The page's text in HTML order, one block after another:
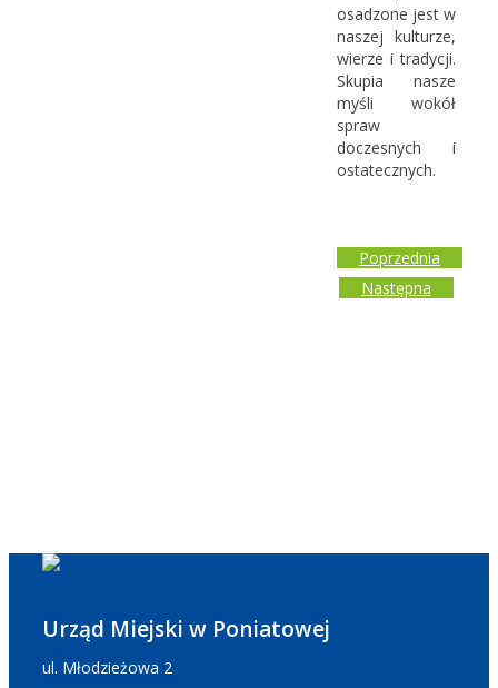
osadzone jest w
naszej kulturze,
wierze i tradycji.
Skupia nasze
myśli wokół
spraw
doczesnych i
ostatecznych.
Poprzednia
Następna
Urząd Miejski w Poniatowej
ul. Młodzieżowa 2